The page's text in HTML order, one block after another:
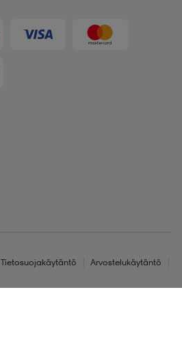
Tietosuojakäytäntö
Arvostelukäytäntö